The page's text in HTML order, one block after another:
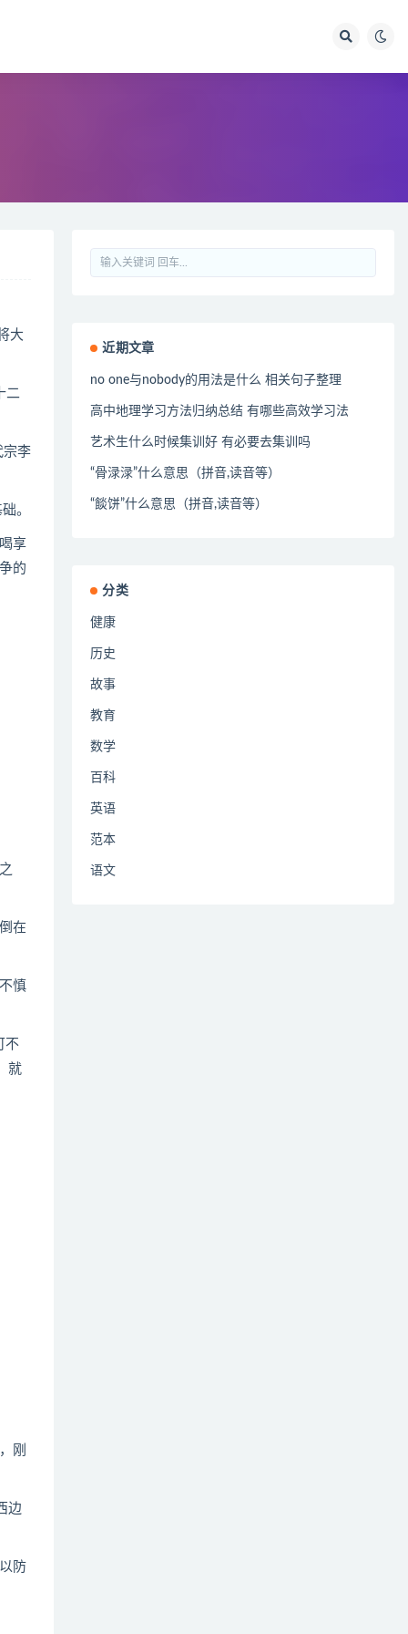
大
二
宗李
。
享
的
在
慎
不
就
刚
边
防
近期文章
no one与nobody的用法是什么 相关句子整理
高中地理学习方法归纳总结 有哪些高效学习法
艺术生什么时候集训好 有必要去集训吗
“骨渌渌”什么意思（拼音,读音等）
“餤饼”什么意思（拼音,读音等）
分类
健康
历史
故事
教育
数学
百科
英语
范本
语文